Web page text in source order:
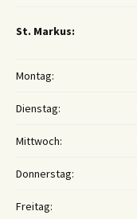
St. Markus:
Montag:
Dienstag:
Mittwoch:
Donnerstag:
Freitag: